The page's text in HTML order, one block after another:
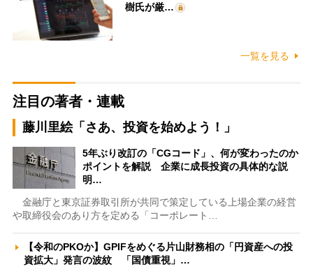
樹氏が厳…
一覧を見る
注目の著者・連載
藤川里絵「さあ、投資を始めよう！」
5年ぶり改訂の「CGコード」、何が変わったのか
ポイントを解説 企業に成長投資の具体的な説
明…
金融庁と東京証券取引所が共同で策定している上場企業の経営
や取締役会のあり方を定める「コーポレート…
【令和のPKOか】GPIFをめぐる片山財務相の「円資産への投
資拡大」発言の波紋 「国債重視」…